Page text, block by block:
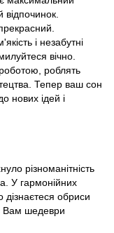
і незабутні
вічно.
роблять
Тепер ваш сон
нових ідей і
різноманітність
У гармонійних
обриси
Вам шедеври